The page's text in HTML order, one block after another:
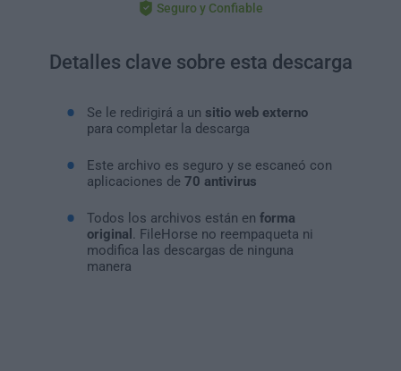
Seguro y Confiable
Detalles clave sobre esta descarga
Se le redirigirá a un sitio web externo
para completar la descarga
Este archivo es seguro y se escaneó con
aplicaciones de 70 antivirus
Todos los archivos están en forma
original
. FileHorse no reempaqueta ni
modifica las descargas de ninguna
manera